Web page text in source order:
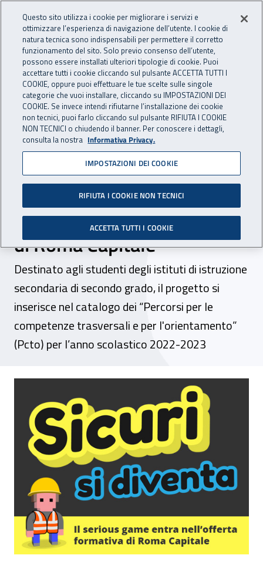
INAIL - Istituto Nazionale
Apri cerca
Navigazione principale
Navigazione - Ti trovi in:
Home Inail comunica News
20 settembre 2022
Il laboratorio Inail “Serious
Games – Sicuri si diventa!”
entra nell’offerta formativa
di Roma Capitale
Destinato agli studenti degli istituti di istruzione
secondaria di secondo grado, il progetto si
inserisce nel catalogo dei “Percorsi per le
competenze trasversali e per l'orientamento”
(Pcto) per l’anno scolastico 2022-2023
Il laboratorio Inail “Serious Games –
Questo sito utilizza i cookie per migliorare i servizi e
ottimizzare l’esperienza di navigazione dell’utente. I cookie di
natura tecnica sono indispensabili per permettere il corretto
funzionamento del sito. Solo previo consenso dell’utente,
possono essere installati ulteriori tipologie di cookie. Puoi
accettare tutti i cookie cliccando sul pulsante ACCETTA TUTTI I
COOKIE, oppure puoi effettuare le tue scelte sulle singole
categorie che vuoi installare, cliccando su IMPOSTAZIONI DEI
COOKIE. Se invece intendi rifiutarne l’installazione dei cookie
non tecnici, puoi farlo cliccando sul pulsante RIFIUTA I COOKIE
NON TECNICI o chiudendo il banner. Per conoscere i dettagli,
consulta la nostra Informativa Privacy.
IMPOSTAZIONI DEI COOKIE
RIFIUTA I COOKIE NON TECNICI
ACCETTA TUTTI I COOKIE